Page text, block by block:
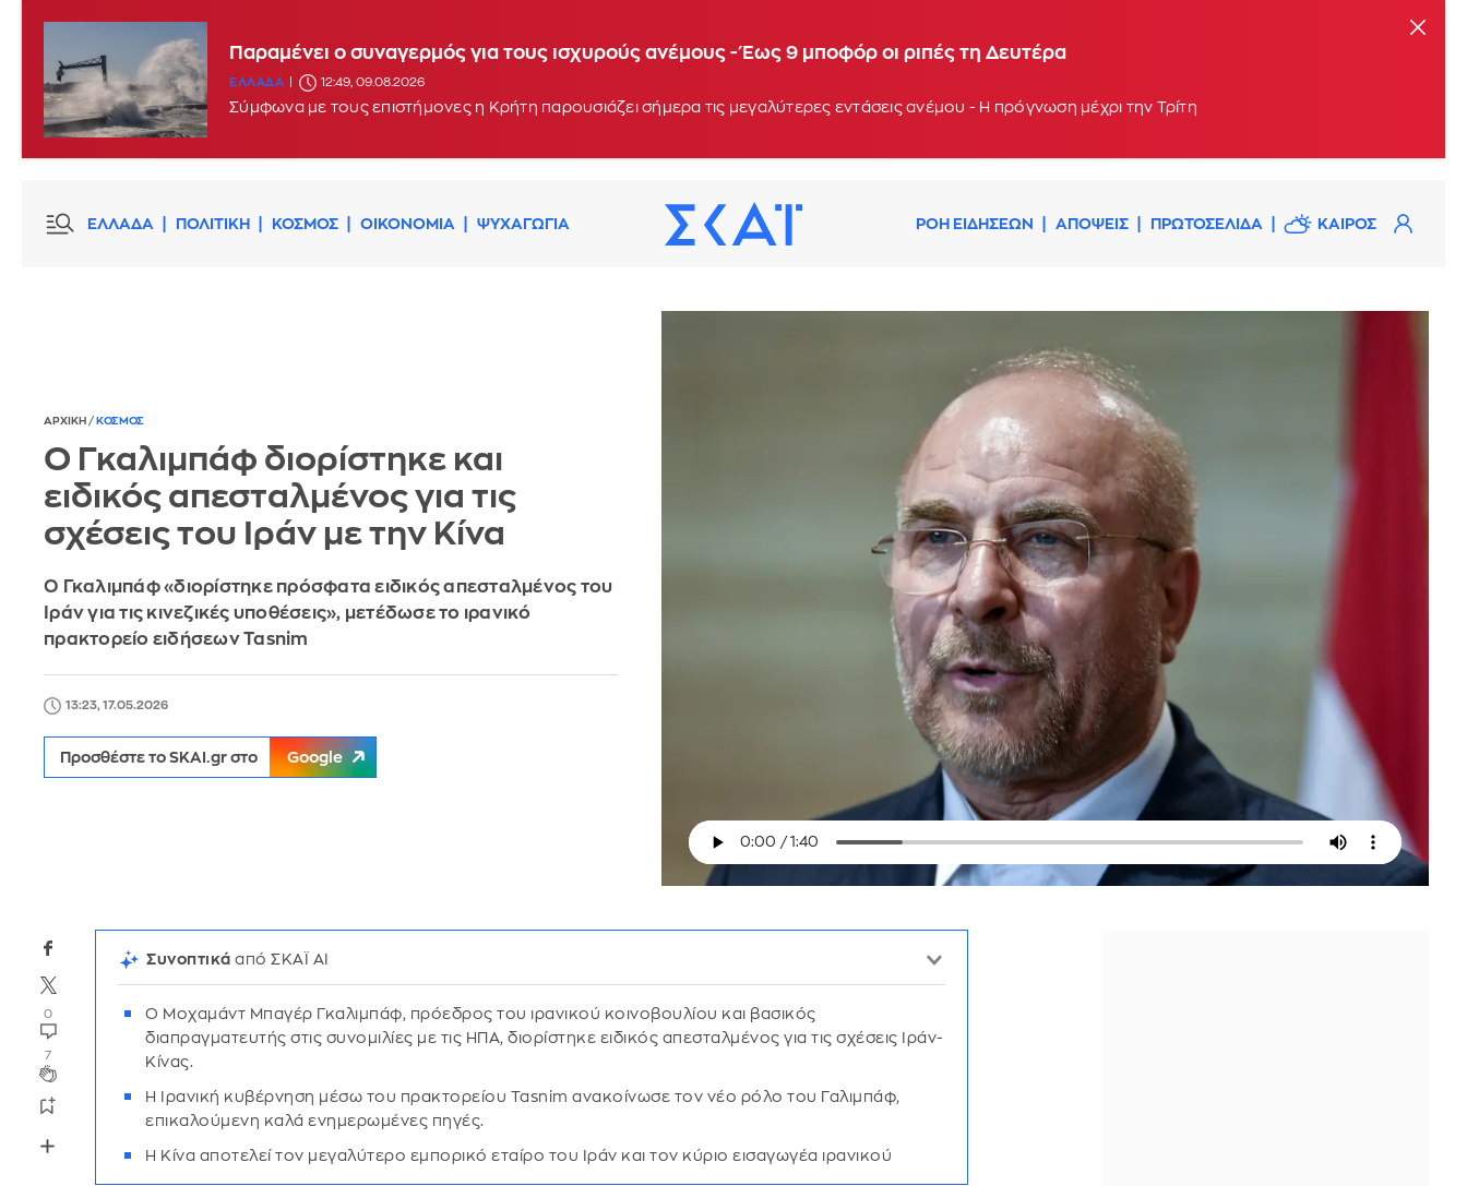
Παραμένει ο συναγερμός για τους ισχυρούς ανέμους - Έως 9 μποφόρ οι ριπές τη Δευτέρα
ΕΛΛΑΔΑ 12:49, 09.08.2026
Σύμφωνα με τους επιστήμονες η Κρήτη παρουσιάζει σήμερα τις μεγαλύτερες εντάσεις ανέμου - Η πρόγνωση μέχρι την Τρίτη
ΕΛΛΑΔΑ ΠΟΛΙΤΙΚΗ ΚΟΣΜΟΣ ΟΙΚΟΝΟΜΙΑ ΨΥΧΑΓΩΓΙΑ ΡΟΗ ΕΙΔΗΣΕΩΝ ΑΠΟΨΕΙΣ ΠΡΩΤΟΣΕΛΙΔΑ ΚΑΙΡΟΣ
ΑΡΧΙΚΗ / ΚΟΣΜΟΣ
Ο Γκαλιμπάφ διορίστηκε και
ειδικός απεσταλμένος για τις
σχέσεις του Ιράν με την Κίνα
Ο Γκαλιμπάφ «διορίστηκε πρόσφατα ειδικός απεσταλμένος του
Ιράν για τις κινεζικές υποθέσεις», μετέδωσε το ιρανικό
πρακτορείο ειδήσεων Tasnim
13:23, 17.05.2026
Προσθέστε το SKAI.gr στο Google
0
7
Συνοπτικάαπό ΣΚΑΪ AI
Ο Μοχαμάντ Μπαγέρ Γκαλιμπάφ, πρόεδρος του ιρανικού κοινοβουλίου και βασικός
διαπραγματευτής στις συνομιλίες με τις ΗΠΑ, διορίστηκε ειδικός απεσταλμένος για τις σχέσεις Ιράν-
Κίνας.
Η Ιρανική κυβέρνηση μέσω του πρακτορείου Tasnim ανακοίνωσε τον νέο ρόλο του Γαλιμπάφ,
επικαλούμενη καλά ενημερωμένες πηγές.
Η Κίνα αποτελεί τον μεγαλύτερο εμπορικό εταίρο του Ιράν και τον κύριο εισαγωγέα ιρανικού